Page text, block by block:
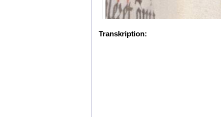
Transkription: